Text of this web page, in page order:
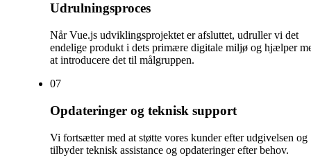
Udrulningsproces
Når Vue.js udviklingsprojektet er afsluttet, udruller vi det
endelige produkt i dets primære digitale miljø og hjælper
at introducere det til målgruppen.
07
Opdateringer og teknisk support
Vi fortsætter med at støtte vores kunder efter udgivelsen og
tilbyder teknisk assistance og opdateringer efter behov.